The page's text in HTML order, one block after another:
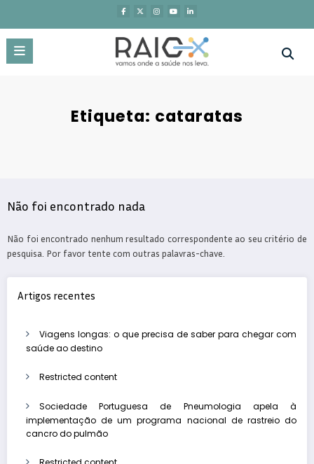
o
conteúdo
Etiqueta: cataratas
Não foi encontrado nada
Não foi encontrado nenhum resultado correspondente ao seu critério de
pesquisa. Por favor tente com outras palavras-chave.
Artigos recentes
Viagens longas: o que precisa de saber para chegar com
saúde ao destino
Restricted content
Sociedade Portuguesa de Pneumologia apela à
implementação de um programa nacional de rastreio do
cancro do pulmão